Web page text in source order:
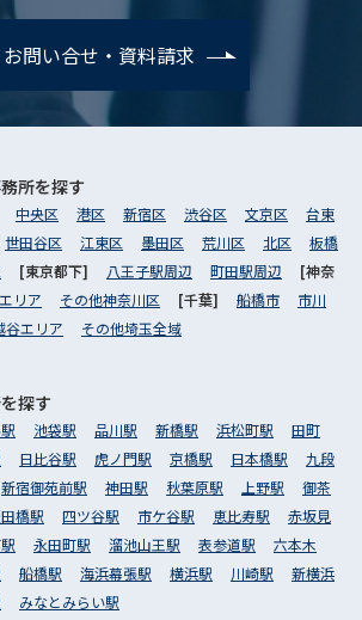
お問い合せ・資料請求
所を探す
中央区 港区 新宿区 渋谷区 文京区
台東
世田谷区 江東区 墨田区 荒川区 北区
板橋
[東京都下] 八王子駅周辺 町田駅周辺
[神奈
リア その他神奈川区 [千葉] 船橋市
市川
谷エリア その他埼玉全域
探す
池袋駅 品川駅 新橋駅 浜松町駅
田町
日比谷駅 虎ノ門駅 京橋駅 日本橋駅
九段
新宿御苑前駅 神田駅 秋葉原駅 上野駅
御茶
橋駅 四ツ谷駅 市ケ谷駅 恵比寿駅
赤坂見
永田町駅 溜池山王駅 表参道駅
六本木
船橋駅 海浜幕張駅 横浜駅 川崎駅
新横浜
みなとみらい駅